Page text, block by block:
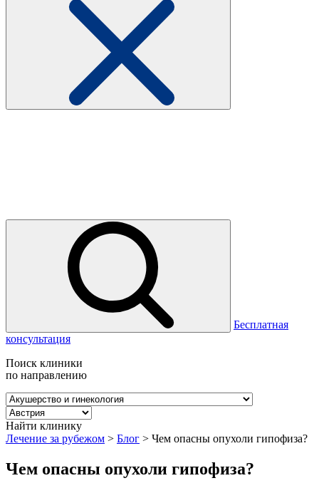
Бесплатная
консультация
Поиск клиники
по направлению
Найти клинику
Лечение за рубежом > Блог > Чем опасны опухоли гипофиза?
Чем опасны опухоли гипофиза?